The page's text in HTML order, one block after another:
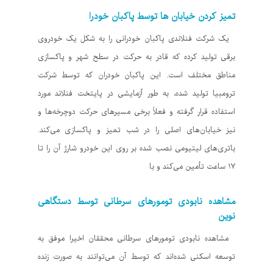
تمیز کردن خیابان ها توسط پاکبان خودرا
یک شرکت فنلاندی پاکبان خودرانی را به شکل یک خودروی
برقی تولید کرده که قادر به حرکت در سطح شهر و پاکسازی
مناطق مختلف است. این پاکبان خودران که توسط شرکت
ترومبیا تولید شده، به طور آزمایشی در پایتخت فنلاند مورد
استفاده قرار گرفته و فعلاً برخی مسیرهای حرکت دوچرخه‌ها و
نیز خیابان‌های اصلی را در شب تمیز و پاکسازی می‌کند.
باتری‌های لیتیومی نصب شده بر روی این خودرو شارژ آن را تا
۱۷ ساعت تأمین می‌کند و با
مشاهده نابودی تومورهای سرطانی توسط دستگاهی
نوین
مشاهده نابودی تومورهای سرطانی محققان اخیرا موفق به
توسعه اسکنی شده‌اند که توسط آن می‌توانند به صورت زنده